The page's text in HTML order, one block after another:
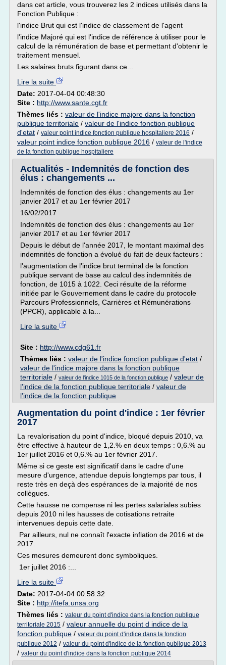
dans cet article, vous trouverez les 2 indices utilisés dans la
Fonction Publique :
l'indice Brut qui est l'indice de classement de l'agent
l'indice Majoré qui est l'indice de référence à utiliser pour le
calcul de la rémunération de base et permettant d'obtenir le
traitement mensuel.
Les salaires bruts figurant dans ce...
Lire la suite
Date: 2017-04-04 00:48:30
Site : http://www.sante.cgt.fr
Thèmes liés : valeur de l'indice majore dans la fonction
publique territoriale / valeur de l'indice fonction publique
d'etat / valeur point indice fonction publique hospitaliere 2016 /
valeur point indice fonction publique 2016 / valeur de l'indice
de la fonction publique hospitaliere
Actualités - Indemnités de fonction des
élus : changements ...
Indemnités de fonction des élus : changements au 1er
janvier 2017 et au 1er février 2017
16/02/2017
Indemnités de fonction des élus : changements au 1er
janvier 2017 et au 1er février 2017
Depuis le début de l'année 2017, le montant maximal des
indemnités de fonction a évolué du fait de deux facteurs :
l'augmentation de l'indice brut terminal de la fonction
publique servant de base au calcul des indemnités de
fonction, de 1015 à 1022. Ceci résulte de la réforme
initiée par le Gouvernement dans le cadre du protocole
Parcours Professionnels, Carrières et Rémunérations
(PPCR), applicable à la...
Lire la suite
Site : http://www.cdg61.fr
Thèmes liés : valeur de l'indice fonction publique d'etat /
valeur de l'indice majore dans la fonction publique
territoriale / valeur de l'indice 1015 de la fonction publique / valeur de
l'indice de la fonction publique territoriale / valeur de
l'indice de la fonction publique
Augmentation du point d'indice : 1er février
2017
La revalorisation du point d'indice, bloqué depuis 2010, va
être effective à hauteur de 1,2.% en deux temps : 0,6.% au
1er juillet 2016 et 0,6.% au 1er février 2017.
Même si ce geste est significatif dans le cadre d'une
mesure d'urgence, attendue depuis longtemps par tous, il
reste très en deçà des espérances de la majorité de nos
collègues.
Cette hausse ne compense ni les pertes salariales subies
depuis 2010 ni les hausses de cotisations retraite
intervenues depuis cette date.
Par ailleurs, nul ne connaît l'exacte inflation de 2016 et de
2017.
Ces mesures demeurent donc symboliques.
1er juillet 2016 :...
Lire la suite
Date: 2017-04-04 00:58:32
Site : http://itefa.unsa.org
Thèmes liés : valeur du point d'indice dans la fonction publique
territoriale 2015 / valeur annuelle du point d indice de la
fonction publique / valeur du point d'indice dans la fonction
publique 2012 / valeur du point d'indice de la fonction publique 2013
/ valeur du point d'indice dans la fonction publique 2014